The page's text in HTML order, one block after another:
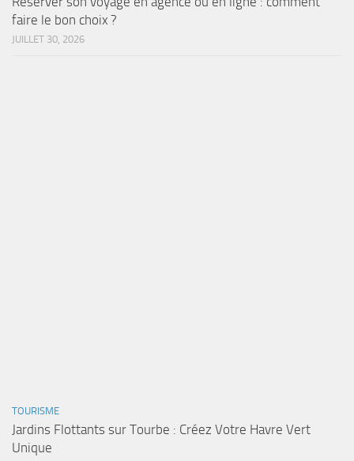
faire le bon choix ?
JUILLET 30, 2026
TOURISME
Jardins Flottants sur Tourbe : Créez Votre Havre Vert
Unique